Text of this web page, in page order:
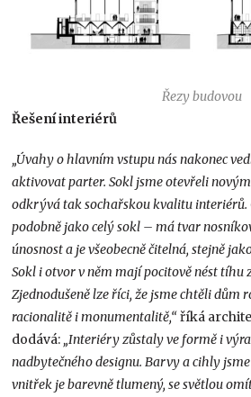
Řezy budovou
Řešení interiérů
„Úvahy o hlavním vstupu nás nakonec
aktivovat parter. Sokl jsme otevřeli
odkrývá tak sochařskou kvalitu
podobně jako celý sokl – má tvar
únosnost a je všeobecně čitelná, stejně
Sokl i otvor v něm mají pocitověnést tíhu
Zjednodušeně lze říci, že jsme chtěli dům
racionalitě i monumentalitě,“říká
dodává: „Interiéry zůstaly ve formě i
nadbytečného designu. Barvy a cihly
vnitřek je barevně tlumený, se světlou